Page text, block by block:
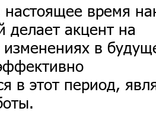
время
делает акцент на
в
в этот период,